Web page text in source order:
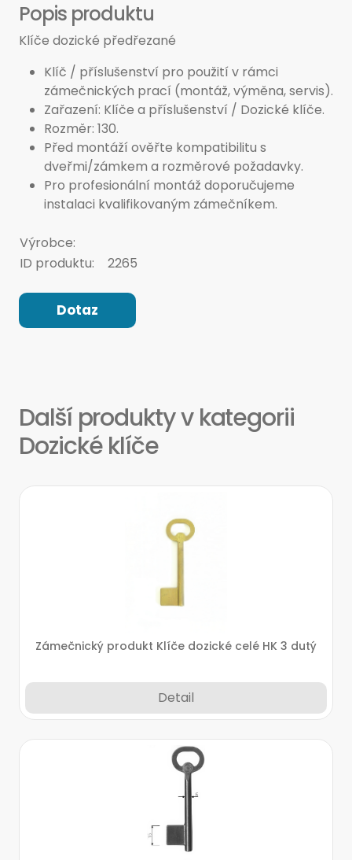
Popis produktu
Klíče dozické předřezané
Klíč / příslušenství pro použití v rámci
zámečnických prací (montáž, výměna, servis).
Zařazení: Klíče a příslušenství / Dozické klíče.
Rozměr: 130.
Před montáží ověřte kompatibilitu s
dveřmi/zámkem a rozměrové požadavky.
Pro profesionální montáž doporučujeme
instalaci kvalifikovaným zámečníkem.
Výrobce:
ID produktu:
2265
Dotaz
Další produkty v kategorii
Dozické klíče
Zámečnický produkt Klíče dozické celé HK 3 dutý
Detail